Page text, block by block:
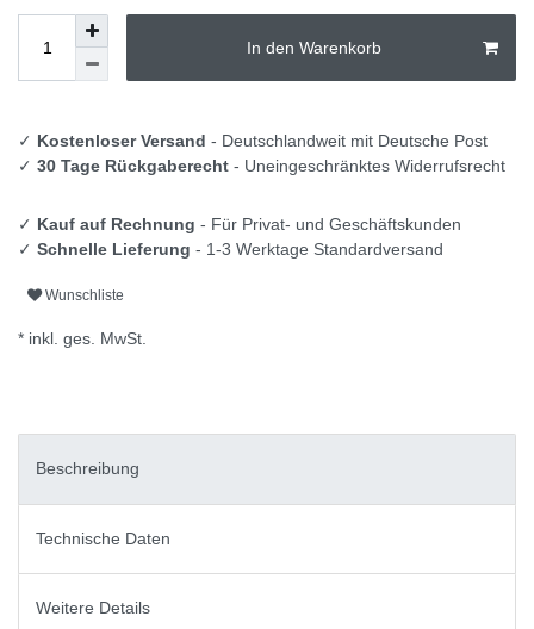
In den Warenkorb
✓ Kostenloser Versand - Deutschlandweit mit Deutsche Post
✓ 30 Tage Rückgaberecht - Uneingeschränktes Widerrufsrecht
✓ Kauf auf Rechnung - Für Privat- und Geschäftskunden
✓ Schnelle Lieferung - 1-3 Werktage Standardversand
Wunschliste
* inkl. ges. MwSt.
Beschreibung
Technische Daten
Weitere Details